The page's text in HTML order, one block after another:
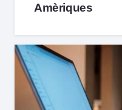
Amèriques